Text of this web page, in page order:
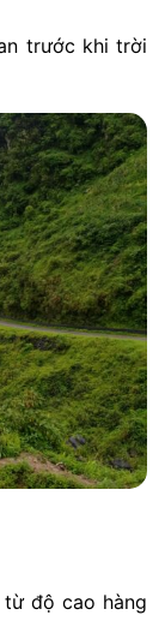
trước khi trời
độ cao hàng